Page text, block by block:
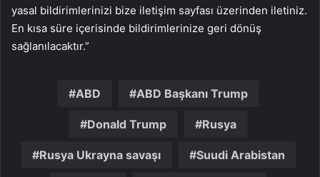
yasal bildirimlerinizi bize iletişim sayfası üzerinden iletiniz.
En kısa süre içerisinde bildirimlerinize geri dönüş
sağlanılacaktır.”
ABD ABD Başkanı Trump
Donald Trump Rusya
Rusya Ukrayna savaşı Suudi Arabistan